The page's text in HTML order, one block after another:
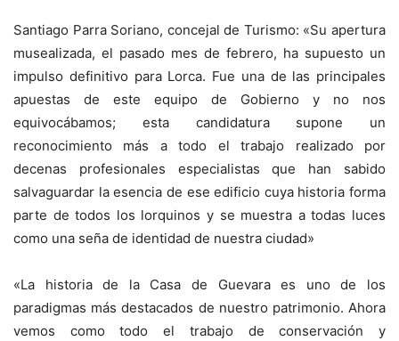
Santiago Parra Soriano, concejal de Turismo: «Su apertura
musealizada, el pasado mes de febrero, ha supuesto un
impulso definitivo para Lorca. Fue una de las principales
apuestas de este equipo de Gobierno y no nos
equivocábamos; esta candidatura supone un
reconocimiento más a todo el trabajo realizado por
decenas profesionales especialistas que han sabido
salvaguardar la esencia de ese edificio cuya historia forma
parte de todos los lorquinos y se muestra a todas luces
como una seña de identidad de nuestra ciudad»
«La historia de la Casa de Guevara es uno de los
paradigmas más destacados de nuestro patrimonio. Ahora
vemos como todo el trabajo de conservación y